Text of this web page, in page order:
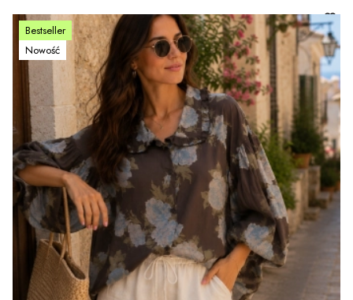
Bestseller
Nowość